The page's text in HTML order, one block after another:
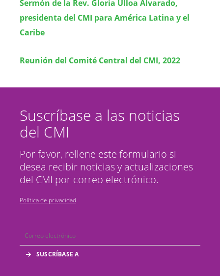
Sermón de la Rev. Gloria Ulloa Alvarado,
presidenta del CMI para América Latina y el
Caribe
Reunión del Comité Central del CMI, 2022
Suscríbase a las noticias
del CMI
Por favor, rellene este formulario si
desea recibir noticias y actualizaciones
del CMI por correo electrónico.
Política de privacidad